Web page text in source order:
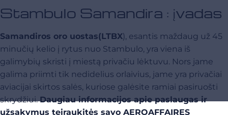
Stambulo Samandira : įvadas
Samandiros oro uostas(LTBX), esantis maždaug už 45
minučių kelio į rytus nuo Stambulo, yra viena iš
galimybių skristi į miestą privačiu lėktuvu. Nors jame
galima priimti tik nedidelius orlaivius, jame yra privačiai
aviacijai skirtos salės, kuriose galėsite ramiai pasiruošti
skrydžiui.Daugiau informacijos apie paslaugas ir
užsakymus teiraukitės savo AEROAFFAIRES